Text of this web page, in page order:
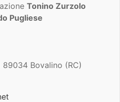
Tonino Zurzolo
Pugliese
89034 Bovalino (RC)